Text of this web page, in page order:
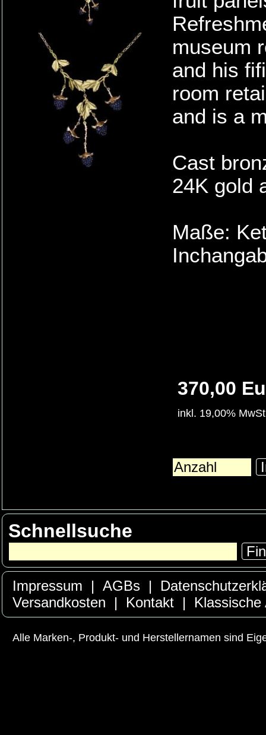
museum
and his
room
and is a
Cast
24K gold
Maße:
370,00
inkl. 19,00%
Schnellsuche
Impressum | AGBs |
Versandkosten
| Kontakt |
Alle Marken-, Produkt- und Herstellernamen sind